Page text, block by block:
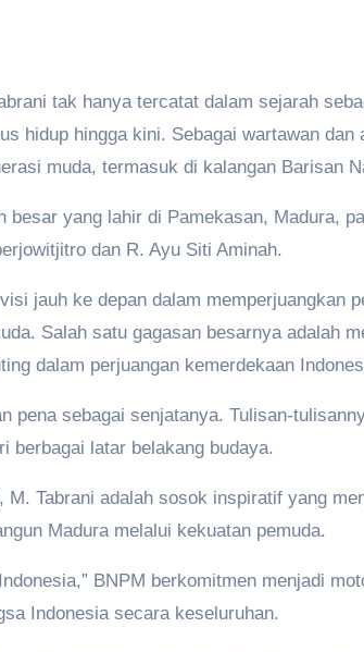
tak hanya tercatat dalam sejarah
hidup hingga kini. Sebagai wartawan
muda, termasuk di kalangan Barisan
besar yang lahir di Pamekasan, Madura,
dan R. Ayu Siti Aminah.
jauh ke depan dalam memperjuangkan
Salah satu gagasan besarnya adalah
dalam perjuangan kemerdekaan
pena sebagai senjatanya. Tulisan-
berbagai latar belakang budaya.
Tabrani adalah sosok inspiratif yang
Madura melalui kekuatan pemuda.
BNPM berkomitmen menjadi
Indonesia secara keseluruhan.